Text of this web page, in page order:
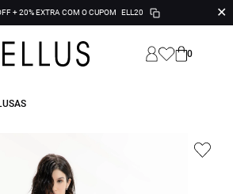
+ 20% EXTRA COM O CUPOM ELL20 ✕
0